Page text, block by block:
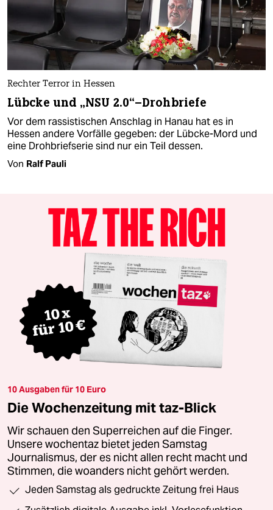
Rechter Terror in Hessen
Lübcke und „NSU 2.0“–Drohbriefe
Vor dem rassistischen Anschlag in Hanau hat es in
Hessen andere Vorfälle gegeben: der Lübcke-Mord und
eine Drohbriefserie sind nur ein Teil dessen.
Von Ralf Pauli
10 Ausgaben für 10 Euro
Die Wochenzeitung mit taz-Blick
Wir schauen den Superreichen auf die Finger.
Unsere wochentaz bietet jeden Samstag
Journalismus, der es nicht allen recht macht und
Stimmen, die woanders nicht gehört werden.
Jeden Samstag als gedruckte Zeitung frei Haus